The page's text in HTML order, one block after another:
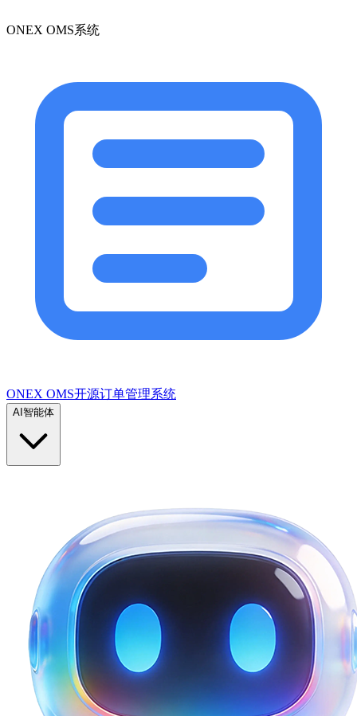
ONEX OMS系统
ONEX OMS开源订单管理系统
AI智能体